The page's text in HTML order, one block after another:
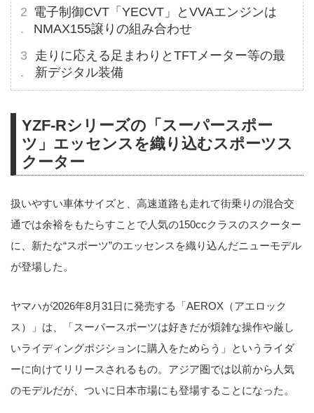
電子制御CVT「YECVT」とVVAエンジンは
NMAX155譲りの組み合わせ
走りに応える足まわりとTFTメーター等の最
新デジタル装備
YZF-Rシリーズの「スーパースポー
ツ」エッセンスを織り込むスポーツス
クーター
扱いやすい車体サイズと、高速道路も走れて街乗りの混合交
通では余裕をもたらすことで人気の150ccクラスのスクーター
に、新たな“スポーツ”のエッセンスを織り込んだニューモデル
が登場した。
ヤマハが2026年8月31日に発売する「AEROX（アエロック
ス）」は、「スーパースポーツは好きだが煩雑な操作や厳し
いライディングポジションに購入をためらう」というライダ
ーに向けてリリースされるもの。アジア圏では以前から人気
のモデルだが、ついに日本市場にも登場することになった。